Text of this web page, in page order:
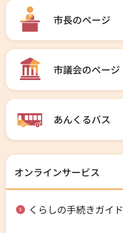
市長のページ
市議会のページ
あんくるバス
オンラインサービス
くらしの手続きガイド